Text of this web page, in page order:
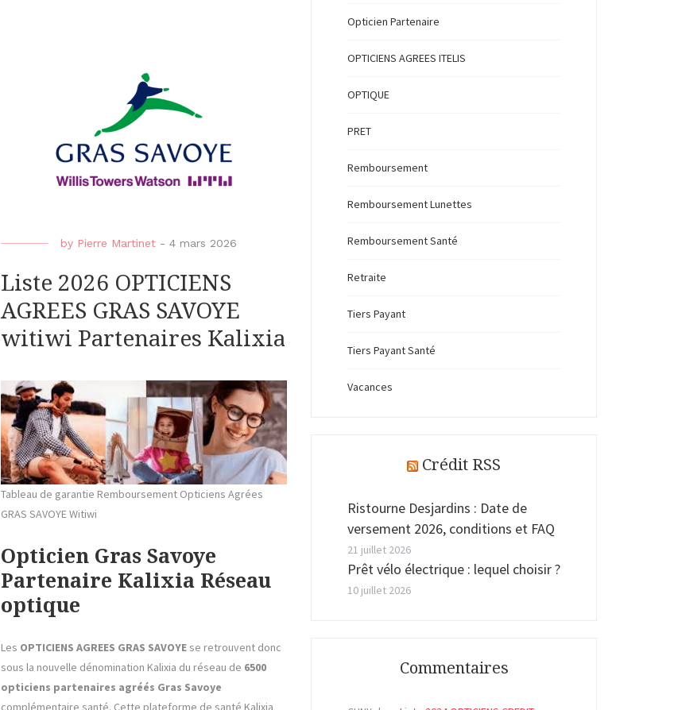
by Pierre Martinet - 4 mars 2026
Liste 2026 OPTICIENS
AGREES GRAS SAVOYE
witiwi Partenaires Kalixia
Tableau de garantie Remboursement Opticiens Agrées
GRAS SAVOYE Witiwi
Opticien Gras Savoye
Partenaire Kalixia Réseau
optique
Les OPTICIENS AGREES GRAS SAVOYE se retrouvent donc
sous la nouvelle dénomination Kalixia du réseau de 6500
opticiens partenaires agréés Gras Savoye
complémentaire santé. Cette plateforme de santé Kalixia
Opticien Partenaire
OPTICIENS AGREES ITELIS
OPTIQUE
PRET
Remboursement
Remboursement Lunettes
Remboursement Santé
Retraite
Tiers Payant
Tiers Payant Santé
Vacances
Crédit RSS
Ristourne Desjardins : Date de
versement 2026, conditions et FAQ
21 juillet 2026
Prêt vélo électrique : lequel choisir ?
10 juillet 2026
Commentaires